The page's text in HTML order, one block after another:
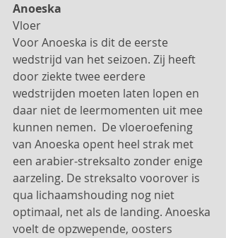
Anoeska
Vloer
Voor Anoeska is dit de eerste
wedstrijd van het seizoen. Zij heeft
door ziekte twee eerdere
wedstrijden moeten laten lopen en
daar niet de leermomenten uit mee
kunnen nemen.  De vloeroefening
van Anoeska opent heel strak met
een arabier-streksalto zonder enige
aarzeling. De streksalto voorover is
qua lichaamshouding nog niet
optimaal, net als de landing. Anoeska
voelt de opzwepende, oosters